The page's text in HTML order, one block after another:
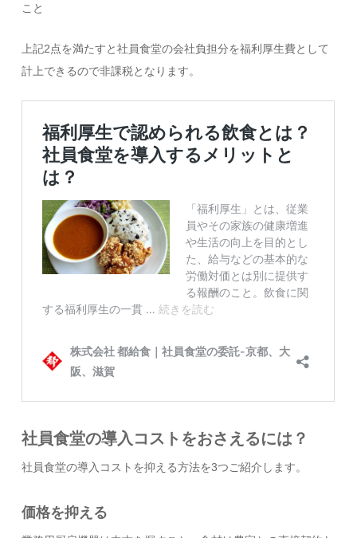
こと
上記2点を満たすと社員食堂の会社負担分を福利厚生費として
計上できるので非課税となります。
社員食堂の導入コストをおさえるには？
社員食堂の導入コストを抑える方法を3つご紹介します。
価格を抑える